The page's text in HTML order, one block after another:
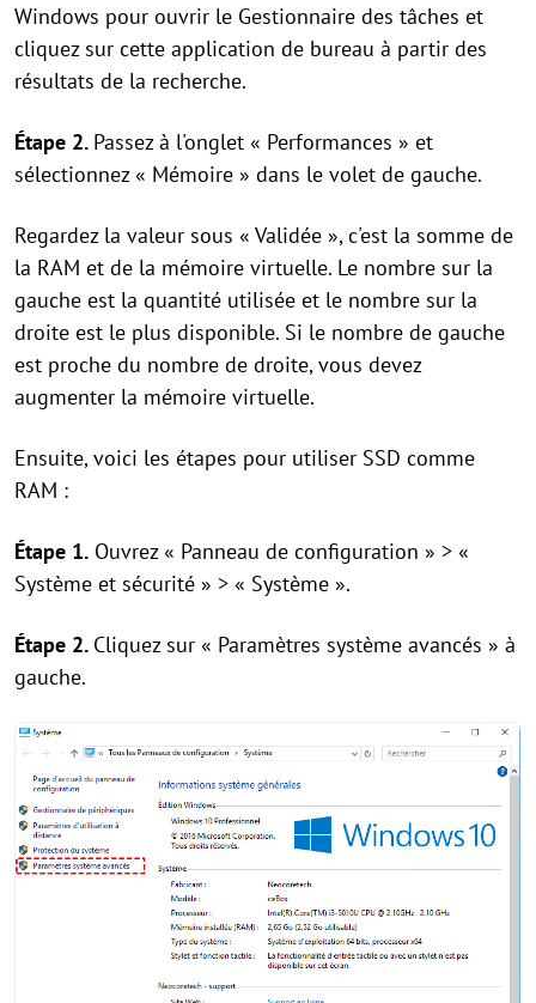
Windows pour ouvrir le Gestionnaire des tâches et
cliquez sur cette application de bureau à partir des
résultats de la recherche.
Étape 2. Passez à l'onglet « Performances » et
sélectionnez « Mémoire » dans le volet de gauche.
Regardez la valeur sous « Validée », c'est la somme de
la RAM et de la mémoire virtuelle. Le nombre sur la
gauche est la quantité utilisée et le nombre sur la
droite est le plus disponible. Si le nombre de gauche
est proche du nombre de droite, vous devez
augmenter la mémoire virtuelle.
Ensuite, voici les étapes pour utiliser SSD comme
RAM :
Étape 1. Ouvrez « Panneau de configuration » > «
Système et sécurité » > « Système ».
Étape 2. Cliquez sur « Paramètres système avancés » à
gauche.